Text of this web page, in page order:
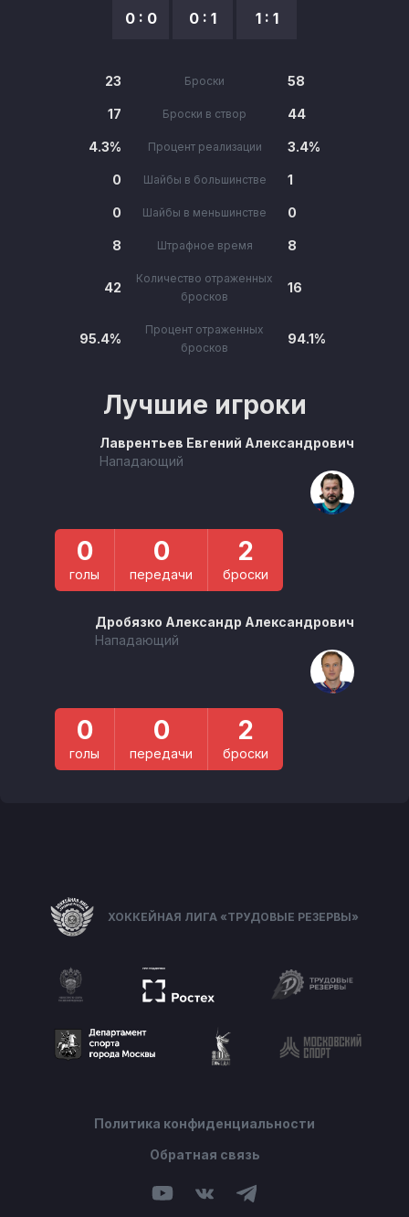
0 : 0 0 : 1 1 : 1
23 Броски 58
17 Броски в створ 44
4.3% Процент реализации 3.4%
0 Шайбы в большинстве 1
0 Шайбы в меньшинстве 0
8 Штрафное время 8
42
Количество отраженных
бросков
16
95.4%
Процент отраженных
бросков
94.1%
Лучшие игроки
Лаврентьев Евгений Александрович
Нападающий
0
голы
0
передачи
2
броски
Дробязко Александр Александрович
Нападающий
0
голы
0
передачи
2
броски
ХОККЕЙНАЯ ЛИГА «ТРУДОВЫЕ РЕЗЕРВЫ»
Политика конфиденциальности
Обратная связь